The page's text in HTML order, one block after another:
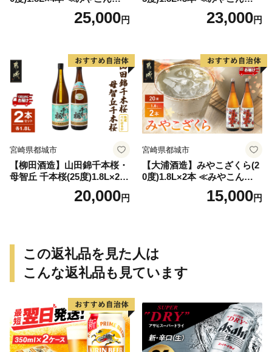
特急便≫_AD-077125,000円
特急便≫_23-07-K03P-1800-3
23,000円
宮崎県都城市
【柳田酒造】山田錦千本桜・
母智丘 千本桜(25度)1.8L×2本
≪みやこんじょ特急便≫_AC
20,000円
宮崎県都城市
【大浦酒造】みやこざくら(2
0度)1.8L×2本 ≪みやこんじょ
特急便≫_MJ-077115,000円
この返礼品を見た人は
こんな返礼品も見ています